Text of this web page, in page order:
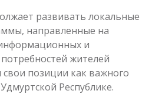
развивать локальные
направленные на
и
жителей
свои позиции как важного
Республике.